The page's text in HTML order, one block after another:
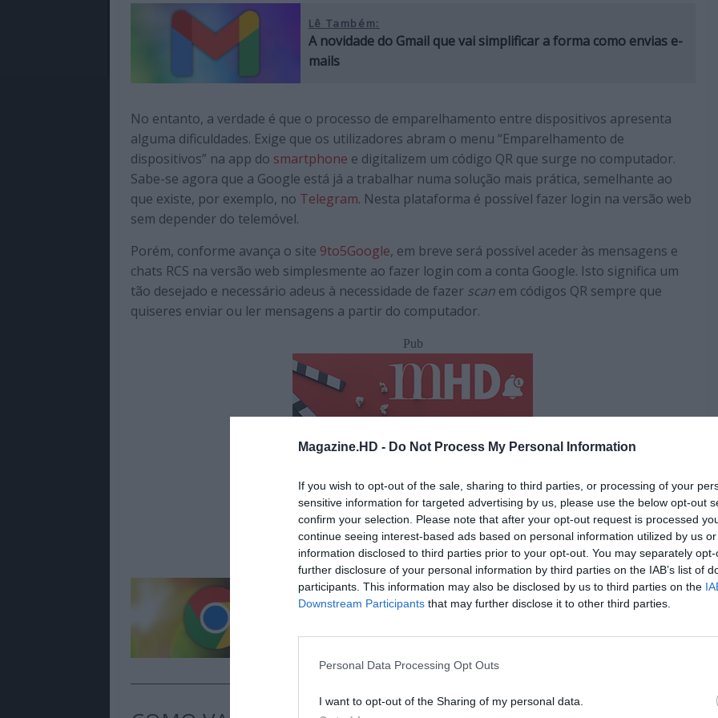
Magazine.HD - Do Not Process My Personal Information
If you wish to opt-out of the sale, sharing to third parties, or processing of your
sensitive information for targeted advertising by us, please use the below opt-out
confirm your selection. Please note that after your opt-out request is processed
continue seeing interest-based ads based on personal information utilized by us
information disclosed to third parties prior to your opt-out. You may separately
further disclosure of your personal information by third parties on the IAB’s list of
participants. This information may also be disclosed by us to third parties on the
Downstream Participants that may further disclose it to other third parties.
Personal Data Processing Opt Outs
I want to opt-out of the Sharing of my personal data.
Lê Também:
A novidade do Gmail que vai simplificar a forma como envias e-
mails
No entanto, a verdade é que o processo de emparelhamento entre dispositivos apresenta
alguma dificuldades. Exige que os utilizadores abram o menu “Emparelhamento de
dispositivos” na app do smartphone e digitalizem um código QR que surge no computador.
Sabe-se agora que a Google está já a trabalhar numa solução mais prática, semelhante ao
que existe, por exemplo, no Telegram. Nesta plataforma é possível fazer login na versão web
sem depender do telemóvel.
Porém, conforme avança o site 9to5Google, em breve será possível aceder às mensagens e
chats RCS na versão web simplesmente ao fazer login com a conta Google. Isto significa um
tão desejado e necessário adeus à necessidade de fazer scan em códigos QR sempre que
quiseres enviar ou ler mensagens a partir do computador.
Pub
Lê Também:
Google Chrome recebe funcionalidade que vai mudar a forma
como navegas